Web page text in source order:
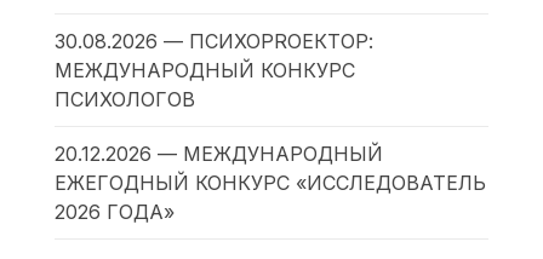
30.08.2026 — ПСИХОPROЕКТОР:
МЕЖДУНАРОДНЫЙ КОНКУРС
ПСИХОЛОГОВ
20.12.2026 — МЕЖДУНАРОДНЫЙ
ЕЖЕГОДНЫЙ КОНКУРС «ИССЛЕДОВАТЕЛЬ
2026 ГОДА»